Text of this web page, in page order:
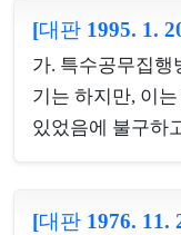
사사법의 작용을
되지 아니할 뿐만
의 형에 해당하는
를 받아 수사 대
함으로써 족하고
[대판 1995. 1.
가. 특수공무집행
기는 하지만, 이
있었음에 불구하
아니라 고의가 있
[대판 1976. 11.